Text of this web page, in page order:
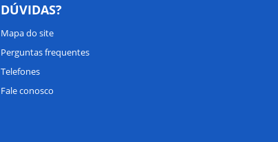
DÚVIDAS?
Mapa do site
Perguntas frequentes
Telefones
Fale conosco